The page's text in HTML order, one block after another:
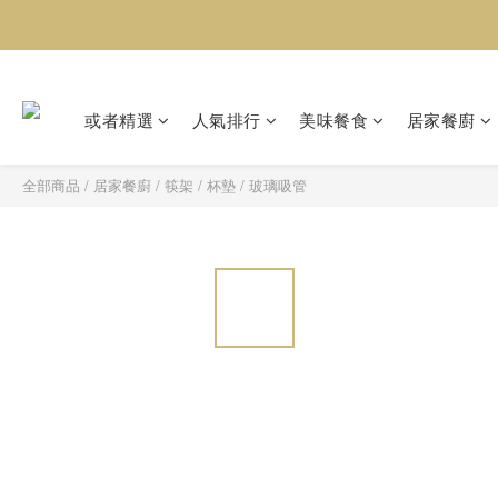
或者精選 人氣排行 美味餐食 居家餐廚
全部商品 / 居家餐廚 / 筷架 / 杯墊 / 玻璃吸管